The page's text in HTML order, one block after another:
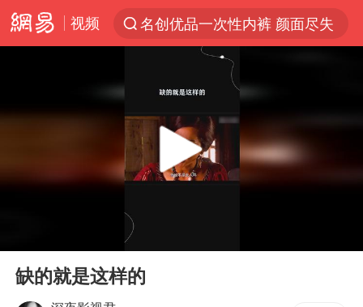
视频
名创优品一次性内裤 颜面尽失
解锁各地夏日限定体验
香港宏福苑火灾或由烟头引起
周末打虎 宋致远被查
Play
缺的就是这样的